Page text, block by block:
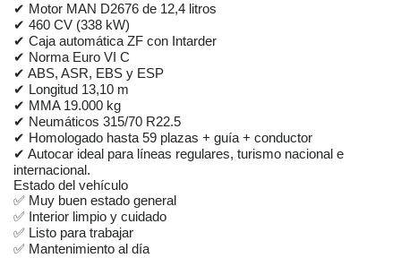
✔ Motor MAN D2676 de 12,4 litros
✔ 460 CV (338 kW)
✔ Caja automática ZF con Intarder
✔ Norma Euro VI C
✔ ABS, ASR, EBS y ESP
✔ Longitud 13,10 m
✔ MMA 19.000 kg
✔ Neumáticos 315/70 R22.5
✔ Homologado hasta 59 plazas + guía + conductor
✔ Autocar ideal para líneas regulares, turismo nacional e
internacional.
Estado del vehículo
✅ Muy buen estado general
✅ Interior limpio y cuidado
✅ Listo para trabajar
✅ Mantenimiento al día